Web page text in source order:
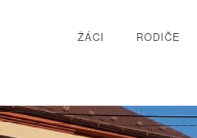
ŽÁCI RODIČE